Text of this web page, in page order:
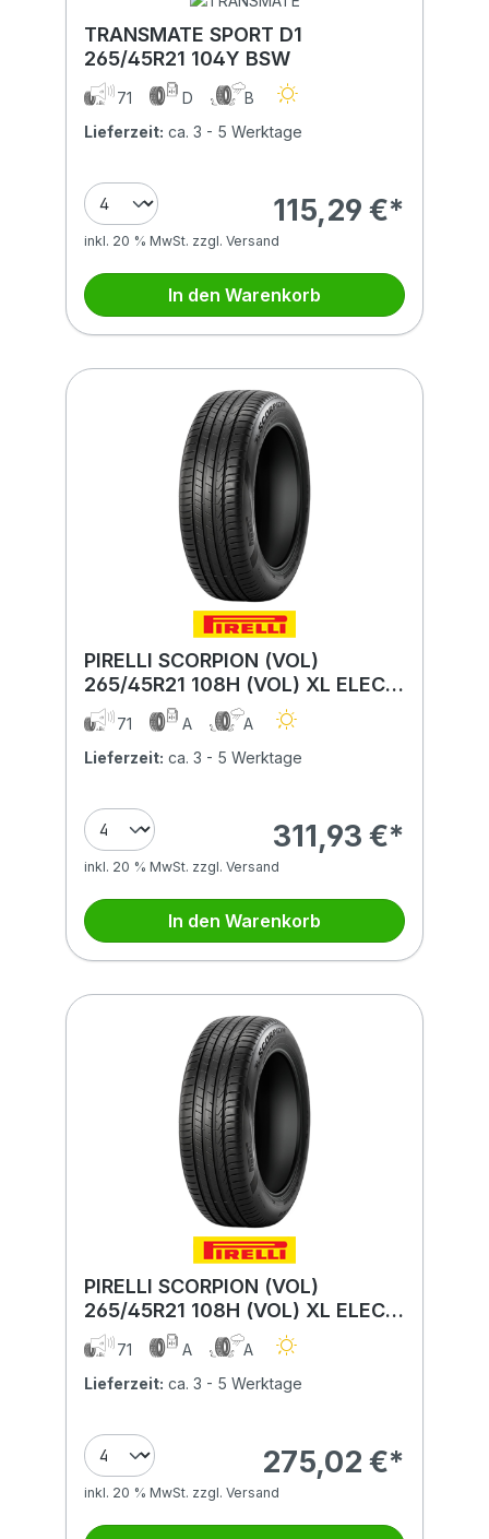
TRANSMATE SPORT D1
265/45R21 104Y BSW
71 D
B
Lieferzeit: ca. 3 - 5 Werktage
115,29 €*
inkl. 20 % MwSt. zzgl. Versand
In den Warenkorb
PIRELLI SCORPION (VOL)
265/45R21 108H (VOL) XL ELECT
BSW PNCS
71 A
A
Lieferzeit: ca. 3 - 5 Werktage
311,93 €*
inkl. 20 % MwSt. zzgl. Versand
In den Warenkorb
PIRELLI SCORPION (VOL)
265/45R21 108H (VOL) XL ELECT
BSW
71 A
A
Lieferzeit: ca. 3 - 5 Werktage
275,02 €*
inkl. 20 % MwSt. zzgl. Versand